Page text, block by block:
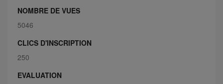
NOMBRE DE VUES
5046
CLICS D'INSCRIPTION
250
EVALUATION